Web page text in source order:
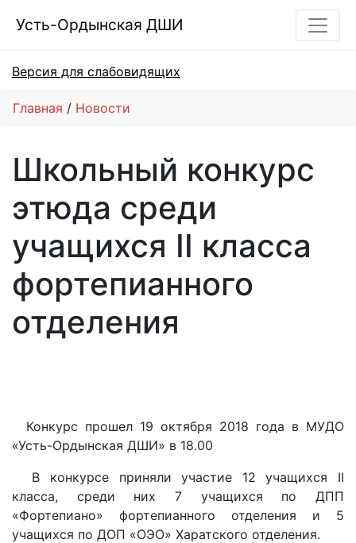
Усть-Ордынская ДШИ
Версия для слабовидящих
Главная Новости
Школьный конкурс
этюда среди
учащихся II класса
фортепианного
отделения
Конкурс прошел 19 октября 2018 года в МУДО
«Усть-Ордынская ДШИ» в 18.00
В конкурсе приняли участие 12 учащихся II
класса, среди них 7 учащихся по ДПП
«Фортепиано» фортепианного отделения и 5
учащихся по ДОП «ОЭО» Харатского отделения.